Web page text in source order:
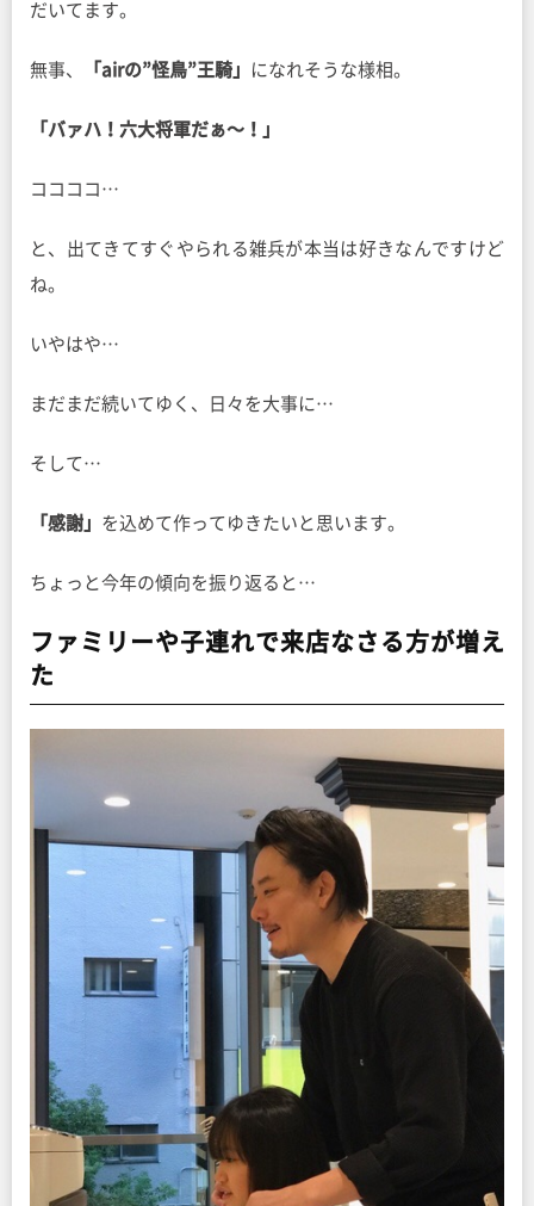
だいてます。
無事、 「airの”怪鳥”王騎」 になれそうな様相。
「バァハ！六大将軍だぁ〜！」
ココココ…
と、出てきてすぐやられる雑兵が本当は好きなんですけど
ね。
いやはや…
まだまだ続いてゆく、日々を大事に…
そして…
「感謝」 を込めて作ってゆきたいと思います。
ちょっと今年の傾向を振り返ると…
ファミリーや子連れで来店なさる方が増え
た